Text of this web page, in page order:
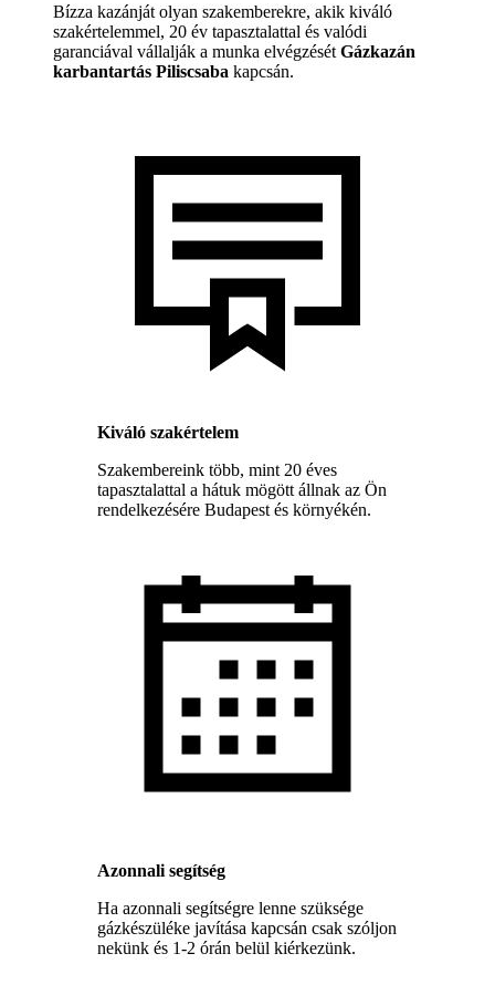
Bízza kazánját olyan szakemberekre, akik kiváló
szakértelemmel, 20 év tapasztalattal és valódi
garanciával vállalják a munka elvégzését Gázkazán
karbantartás Piliscsaba kapcsán.
Kiváló szakértelem
Szakembereink több, mint 20 éves
tapasztalattal a hátuk mögött állnak az Ön
rendelkezésére Budapest és környékén.
Azonnali segítség
Ha azonnali segítségre lenne szüksége
gázkészüléke javítása kapcsán csak szóljon
nekünk és 1-2 órán belül kiérkezünk.